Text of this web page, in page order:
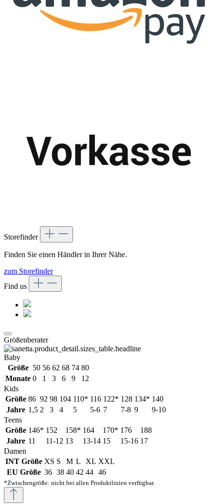
Storefinder
Finden Sie einen Händler in Ihrer Nähe.
zum Storefinder
Find us
Größenberater
Baby
Größe 50 56 62 68 74 80
Monate 0 1 3 6 9
12
Kids
Größe 86 92 98 104 110* 116 122* 128 134* 140
Jahre 1,5 2 3 4 5 5-6 7 7-8 9
9-10
Teens
Größe 146* 152 158* 164 170* 176
188
Jahre 11 11-12 13 13-14 15 15-16 17
Damen
INT Größe XS S M L XL XXL
EU Größe 36 38 40 42 44 46
*Zwischengröße: nicht bei allen Produktlinien verfügbar.